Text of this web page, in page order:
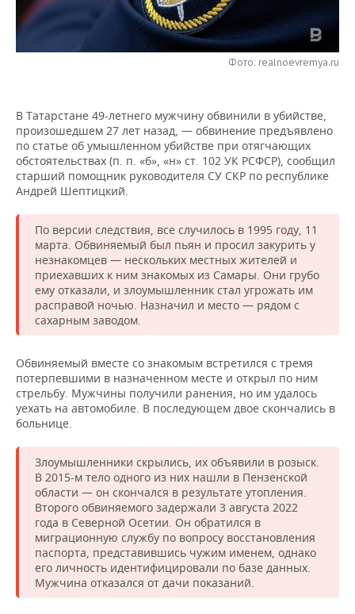
НЕФТЕХИМИЯ
ЭНЕРГЕТИКА
РОЗНИЧНАЯ ТОРГОВЛЯ
НОВОСТИ ТЕХНОЛОГИЙ
ТЕЛЕКОММУНИКАЦИИ
МЕРОПРИЯТИЯ
БИЗНЕС-БРАНЧИ
ONLINE-КОНФЕРЕНЦИИ
ОТКРЫТАЯ ЛЕКЦИЯ
ФУТБОЛ
ХОККЕЙ
БАСКЕТБОЛ
ВОЛЕЙБОЛ
КИБЕРСПОРТ
ФИГУРНОЕ КАТАНИЕ
ВОДНЫЕ ВИДЫ СПОРТА
ХОККЕЙ С МЯЧОМ
НОВОСТИ ОБЩЕСТВА
ВЛАСТЬ
ИНФРАСТРУКТУРА
ИСТОРИЯ
КУЛЬТУРА
МЕДИЦИНА
ОБРАЗОВАНИЕ
ПРОИСШЕСТВИЯ
ФОТОГАЛЕРЕЯ
СЮЖЕТЫ
СПРАВОЧНИК
СПИСОК ПЕРСОН
СПИСОК КОМПАНИЙ
ПОЛНАЯ ВЕРСИЯ
Фото: realnoevremya.ru
В Татарстане 49-летнего мужчину обвинили в убийстве,
произошедшем 27 лет назад, — обвинение предъявлено
по статье об умышленном убийстве при отягчающих
обстоятельствах (п. п. «б», «н» ст. 102 УК РСФСР), сообщил
старший помощник руководителя СУ СКР по республике
Андрей Шептицкий.
По версии следствия, все случилось в 1995 году, 11
марта. Обвиняемый был пьян и просил закурить у
незнакомцев — нескольких местных жителей и
приехавших к ним знакомых из Самары. Они грубо
ему отказали, и злоумышленник стал угрожать им
расправой ночью. Назначил и место — рядом с
сахарным заводом.
Обвиняемый вместе со знакомым встретился с тремя
потерпевшими в назначенном месте и открыл по ним
стрельбу. Мужчины получили ранения, но им удалось
уехать на автомобиле. В последующем двое скончались в
больнице.
Злоумышленники скрылись, их объявили в розыск.
В 2015-м тело одного из них нашли в Пензенской
области — он скончался в результате утопления.
Второго обвиняемого задержали 3 августа 2022
года в Северной Осетии. Он обратился в
миграционную службу по вопросу восстановления
паспорта, представившись чужим именем, однако
его личность идентифицировали по базе данных.
Мужчина отказался от дачи показаний.